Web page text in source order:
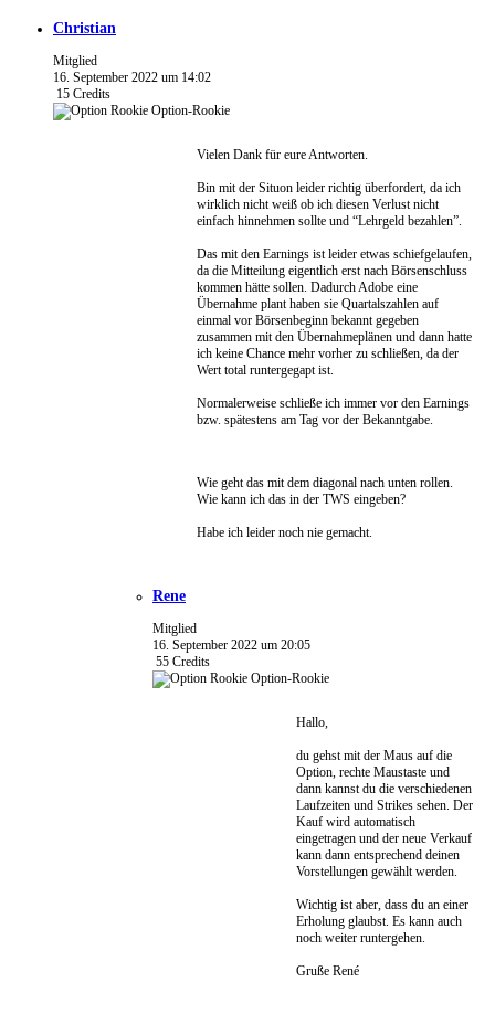
Christian
Mitglied
16. September 2022 um 14:02
15 Credits
Option-Rookie
Vielen Dank für eure Antworten.
Bin mit der Situon leider richtig überfordert, da ich
wirklich nicht weiß ob ich diesen Verlust nicht
einfach hinnehmen sollte und “Lehrgeld bezahlen”.
Das mit den Earnings ist leider etwas schiefgelaufen,
da die Mitteilung eigentlich erst nach Börsenschluss
kommen hätte sollen. Dadurch Adobe eine
Übernahme plant haben sie Quartalszahlen auf
einmal vor Börsenbeginn bekannt gegeben
zusammen mit den Übernahmeplänen und dann hatte
ich keine Chance mehr vorher zu schließen, da der
Wert total runtergegapt ist.
Normalerweise schließe ich immer vor den Earnings
bzw. spätestens am Tag vor der Bekanntgabe.
Wie geht das mit dem diagonal nach unten rollen.
Wie kann ich das in der TWS eingeben?
Habe ich leider noch nie gemacht.
Rene
Mitglied
16. September 2022 um 20:05
55 Credits
Option-Rookie
Hallo,
du gehst mit der Maus auf die
Option, rechte Maustaste und
dann kannst du die verschiedenen
Laufzeiten und Strikes sehen. Der
Kauf wird automatisch
eingetragen und der neue Verkauf
kann dann entsprechend deinen
Vorstellungen gewählt werden.
Wichtig ist aber, dass du an einer
Erholung glaubst. Es kann auch
noch weiter runtergehen.
Gruße René